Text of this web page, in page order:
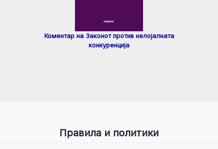
Коментар на Законот против нелојалната
конкуренција
Правила и политики